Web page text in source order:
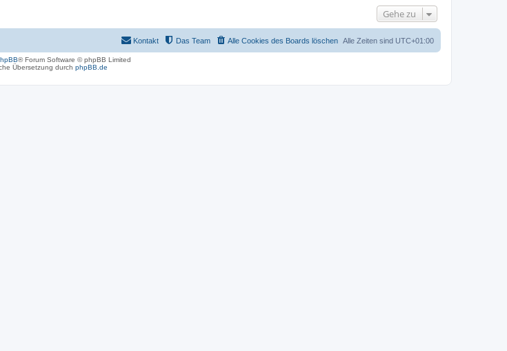
Gehe zu
Alle Zeiten sind UTC+01:00
Alle Cookies des Boards löschen
Das Team
Kontakt
® Forum Software © phpBB Limited
Übersetzung durch phpBB.de